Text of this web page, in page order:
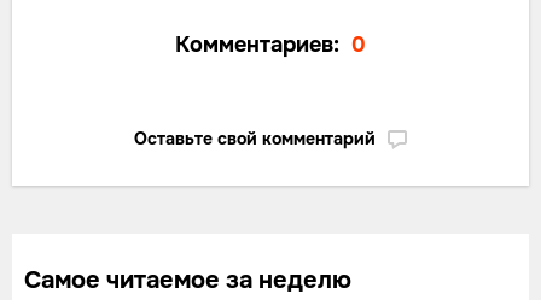
Комментариев: 0
Оставьте свой комментарий
Самое читаемое за неделю